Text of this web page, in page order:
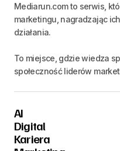
Mediarun.com to serwis,
marketingu, nagradzając
działania.
To miejsce, gdzie wiedza
społeczność liderów
AI
Digital
Kariera